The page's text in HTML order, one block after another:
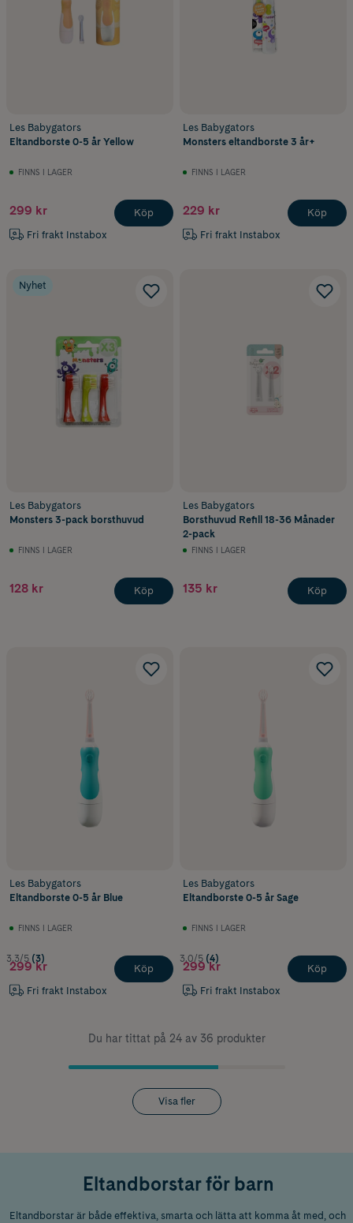
Les Babygators
Eltandborste 0-5 år Yellow
FINNS I LAGER
299 kr
Fri frakt Instabox
Köp
Les Babygators
Monsters eltandborste 3 år+
FINNS I LAGER
229 kr
Fri frakt Instabox
Köp
Nyhet
Les Babygators
Monsters 3-pack borsthuvud
FINNS I LAGER
128 kr Köp
Les Babygators
Borsthuvud Refill 18-36 Månader
2-pack
FINNS I LAGER
135 kr Köp
Les Babygators
Eltandborste 0-5 år Blue
FINNS I LAGER
3.3/5 (3)
299 kr
Fri frakt Instabox
Köp
Les Babygators
Eltandborste 0-5 år Sage
FINNS I LAGER
3.0/5 (4)
299 kr
Fri frakt Instabox
Köp
Du har tittat på 24 av 36 produkter
Visa fler
Eltandborstar för barn
Eltandborstar är både effektiva, smarta och lätta att komma åt med, och